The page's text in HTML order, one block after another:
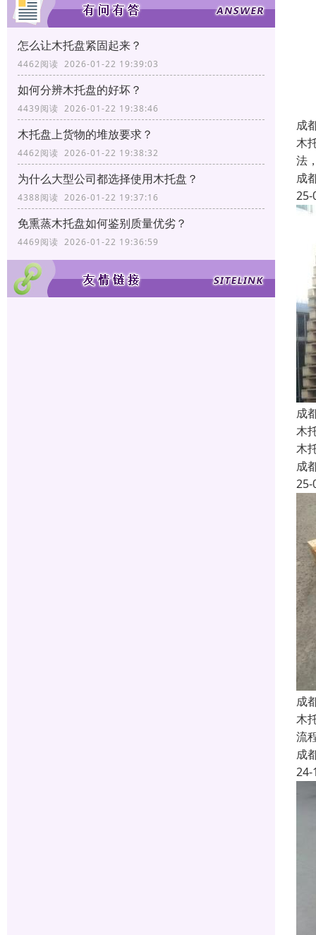
怎么让木托盘紧固起来？
4462阅读 2026-01-22 19:39:03
如何分辨木托盘的好坏？
4439阅读 2026-01-22 19:38:46
木托盘上货物的堆放要求？
4462阅读 2026-01-22 19:38:32
为什么大型公司都选择使用木托盘？
4388阅读 2026-01-22 19:37:16
免熏蒸木托盘如何鉴别质量优劣？
4469阅读 2026-01-22 19:36:59
成
木
法
成
25-
成
木
木
成
25-
成
木
流
成
24-